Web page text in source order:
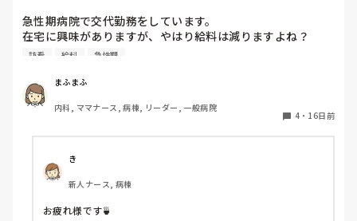
応援しています😊✨
急性期病院で交代勤務をしています。
在宅に興味がありますが、やはり給料は減りますよね？
具体的にどの程度少なくなるか、経験された方などいたら教
訪看 給料 急性期
まふまふ
内科, ママナース, 病棟, リーダー, 一般病院
4・ 16日前
き
新人ナース, 病棟
お疲れ様です🍵